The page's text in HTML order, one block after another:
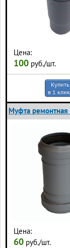
Цена:
100 руб./шт.
Купить
в 1
Муфта
Цена:
60 руб./шт.